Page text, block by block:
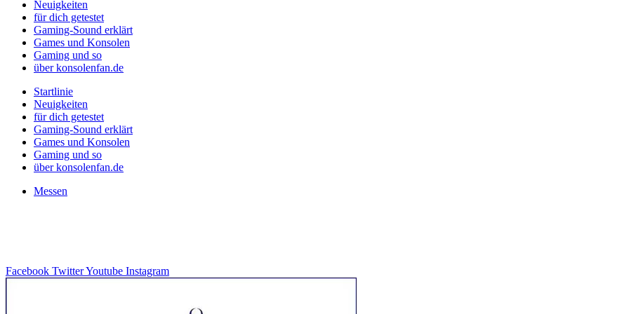
Neuigkeiten
für dich getestet
Gaming-Sound erklärt
Games und Konsolen
Gaming und so
über konsolenfan.de
Startlinie
Neuigkeiten
für dich getestet
Gaming-Sound erklärt
Games und Konsolen
Gaming und so
über konsolenfan.de
Messen
Facebook TwitterYoutube Instagram